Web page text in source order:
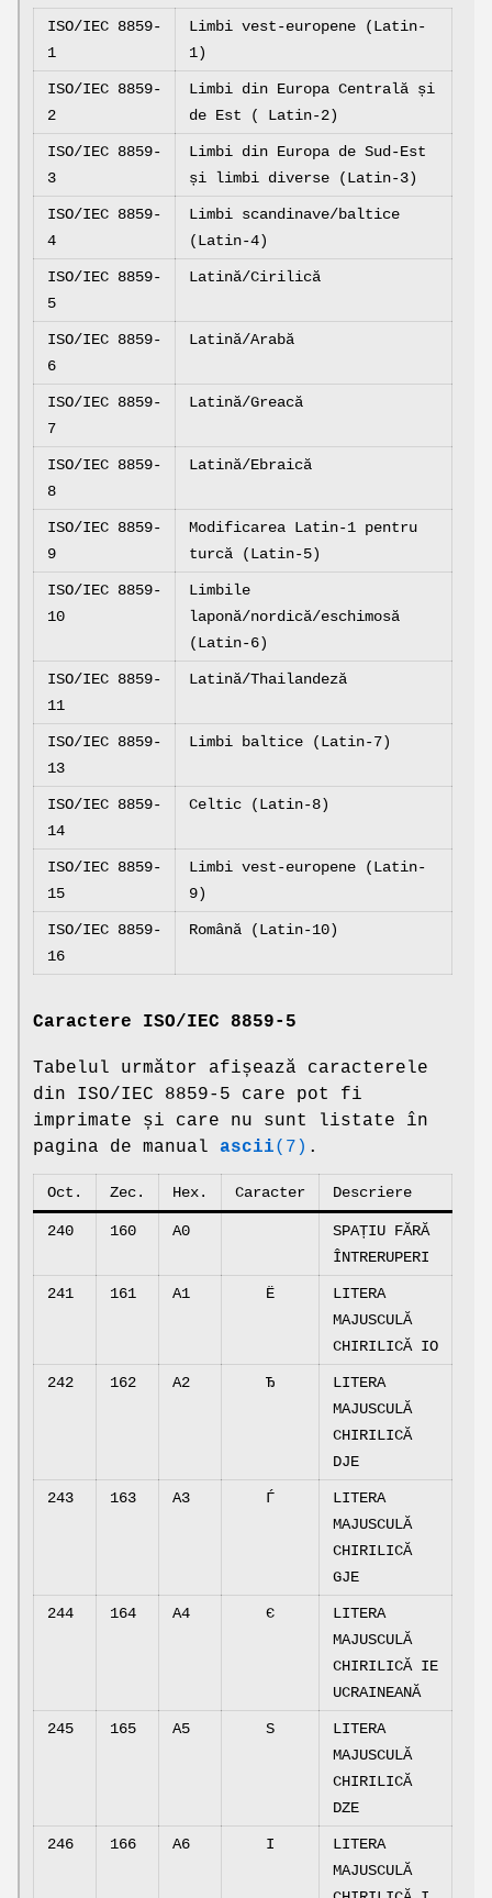
ISO/IEC 8859-
1
Limbi vest-europene (Latin-
1)
ISO/IEC 8859-
2
Limbi din Europa Centrală și
de Est ( Latin-2)
ISO/IEC 8859-
3
Limbi din Europa de Sud-Est
și limbi diverse (Latin-3)
ISO/IEC 8859-
4
Limbi scandinave/baltice
(Latin-4)
ISO/IEC 8859-
5
Latină/Cirilică
ISO/IEC 8859-
6
Latină/Arabă
ISO/IEC 8859-
7
Latină/Greacă
ISO/IEC 8859-
8
Latină/Ebraică
ISO/IEC 8859-
9
Modificarea Latin-1 pentru
turcă (Latin-5)
ISO/IEC 8859-
10
Limbile
laponă/nordică/eschimosă
(Latin-6)
ISO/IEC 8859-
11
Latină/Thailandeză
ISO/IEC 8859-
13
Limbi baltice (Latin-7)
ISO/IEC 8859-
14
Celtic (Latin-8)
ISO/IEC 8859-
15
Limbi vest-europene (Latin-
9)
ISO/IEC 8859-
16
Română (Latin-10)
Caractere ISO/IEC 8859-5
Tabelul următor afișează caracterele
din ISO/IEC 8859-5 care pot fi
imprimate și care nu sunt listate în
pagina de manual ascii(7) .
Oct. Zec. Hex. Caracter Descriere
240 160 A0
SPAȚIU FĂRĂ
ÎNTRERUPERI
241 161 A1 Ё
LITERA
MAJUSCULĂ
CHIRILICĂ IO
242 162 A2 Ђ
LITERA
MAJUSCULĂ
CHIRILICĂ
DJE
243 163 A3 Ѓ
LITERA
MAJUSCULĂ
CHIRILICĂ
GJE
244 164 A4 Є
LITERA
MAJUSCULĂ
CHIRILICĂ IE
UCRAINEANĂ
245 165 A5 Ѕ
LITERA
MAJUSCULĂ
CHIRILICĂ
DZE
246 166 A6 І
LITERA
MAJUSCULĂ